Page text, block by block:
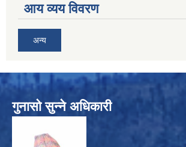
आय व्यय विवरण
अन्य
गुनासो सुन्ने अधिकारी